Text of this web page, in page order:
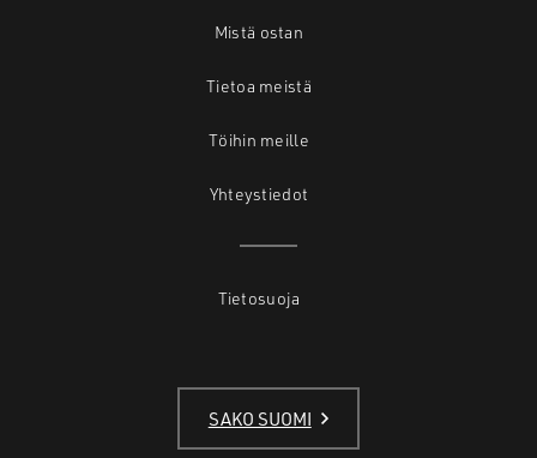
Mistä ostan
Tietoa meistä
Töihin meille
Yhteystiedot
Tietosuoja
SAKO SUOMI